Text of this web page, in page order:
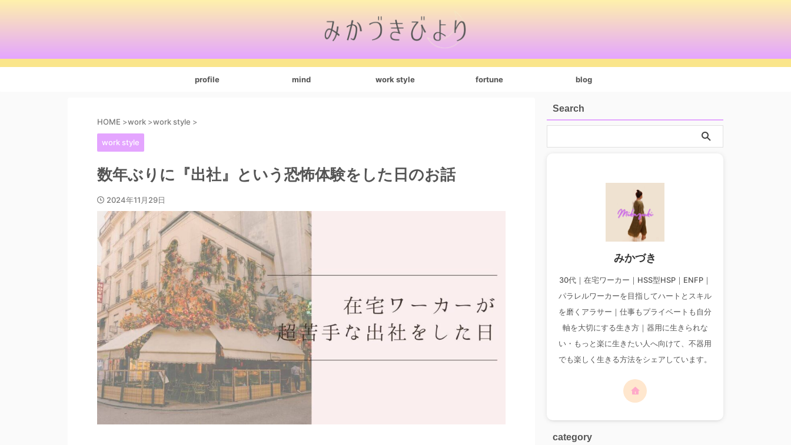
profile mind work style fortune blog
HOME >work >work style >
work style
数年ぶりに『出社』という恐怖体験をした日のお話
2024年11月29日
Search
みかづき
30代｜在宅ワーカー｜HSS型HSP｜ENFP｜
パラレルワーカーを目指してハートとスキル
を磨くアラサー｜仕事もプライベートも自分
軸を大切にする生き方｜器用に生きられな
い・もっと楽に生きたい人へ向けて、不器用
でも楽しく生きる方法をシェアしています。
category